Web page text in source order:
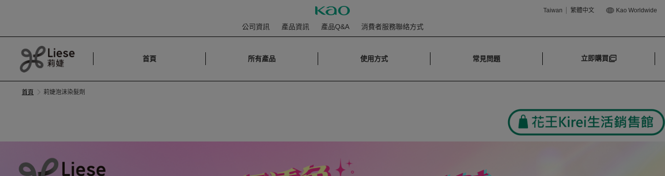
Taiwan 繁體中文 Kao Worldwide
公司資訊 產品資訊 產品Q&A 消費者服務聯絡方式
首頁 所有產品 使用方式 常見問題 立即購買
首頁 莉婕泡沫染髮劑